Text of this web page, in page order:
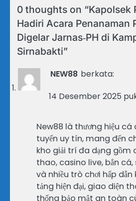
0 thoughts on “Kapolsek
Hadiri Acara Penanaman
Digelar Jarnas‑PH di
Sirnabakti”
NEW88 berkata:
14 Desember 2025
New88 là thương hiệu cá
tuyến uy tín, mang đến
kho giải trí đa dạng gồm
thao, casino live, bắn
và nhiều trò chơi hấp dẫn
tảng hiện đại, giao diện
thống bảo mật an toàn